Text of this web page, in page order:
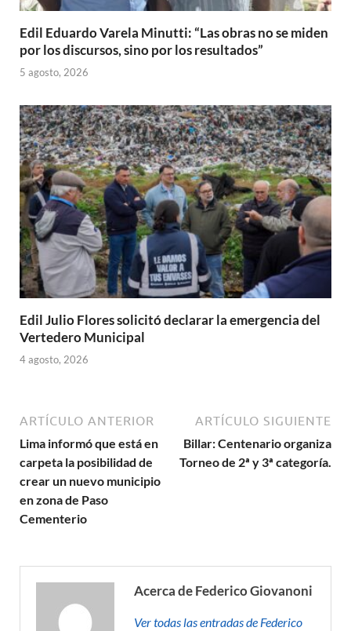
Edil Eduardo Varela Minutti: “Las obras no se miden
por los discursos, sino por los resultados”
5 agosto, 2026
Edil Julio Flores solicitó declarar la emergencia del
Vertedero Municipal
4 agosto, 2026
ARTÍCULO ANTERIOR
Lima informó que está en
carpeta la posibilidad de
crear un nuevo municipio
en zona de Paso
Cementerio
ARTÍCULO SIGUIENTE
Billar: Centenario organiza
Torneo de 2ª y 3ª categoría.
Acerca de Federico Giovanoni
Ver todas las entradas de Federico